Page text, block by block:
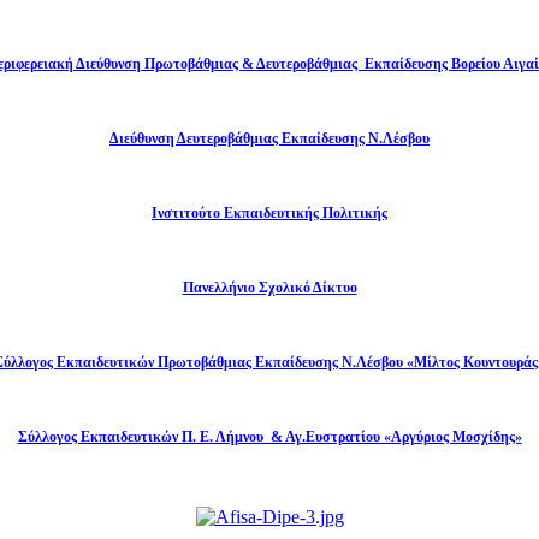
Διεύθυνση Πρωτοβάθμιας & Δευτεροβάθμιας Εκπαίδευσης Βορείου
Διεύθυνση Δευτεροβάθμιας Εκπαίδευσης Ν.Λέσβου
Ινστιτούτο Εκπαιδευτικής Πολιτικής
Πανελλήνιο Σχολικό Δίκτυο
Εκπαιδευτικών Πρωτοβάθμιας Εκπαίδευσης Ν.Λέσβου «Μίλτος
Σύλλογος Εκπαιδευτικών Π. Ε. Λήμνου & Αγ.Ευστρατίου «Αργύριος Μοσχίδης»